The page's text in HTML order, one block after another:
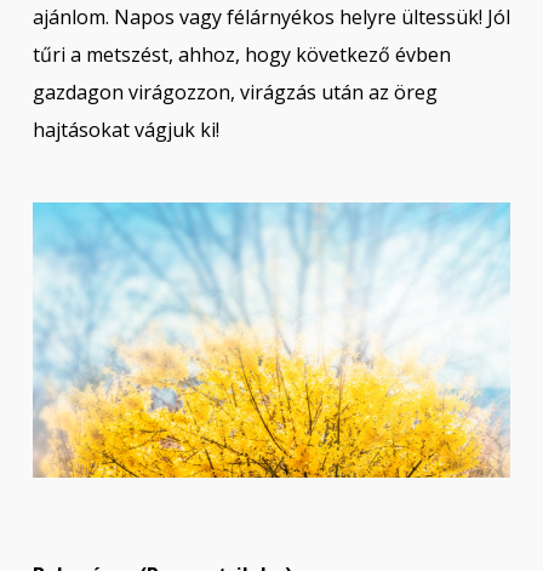
ajánlom. Napos vagy félárnyékos helyre ültessük! Jól
tűri a metszést, ahhoz, hogy következő évben
gazdagon virágozzon, virágzás után az öreg
hajtásokat vágjuk ki!